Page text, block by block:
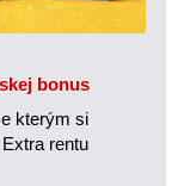
bonus
kterým si
rentu